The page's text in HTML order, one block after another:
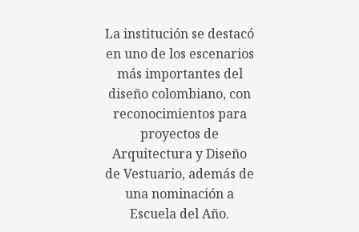
La institución se destacó
en uno de los escenarios
más importantes del
diseño colombiano, con
reconocimientos para
proyectos de
Arquitectura y Diseño
de Vestuario, además de
una nominación a
Escuela del Año.